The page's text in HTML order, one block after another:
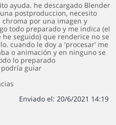
ayuda. he descargado Blender
postproduccion, necesito
por una imagen y
todo preparado y me indica (el
seguido) que renderice no se
cuando le doy a 'procesar' me
o animación y en ninguno se
lo preparado
guiar
Enviado el: 20/6/2021 14:19